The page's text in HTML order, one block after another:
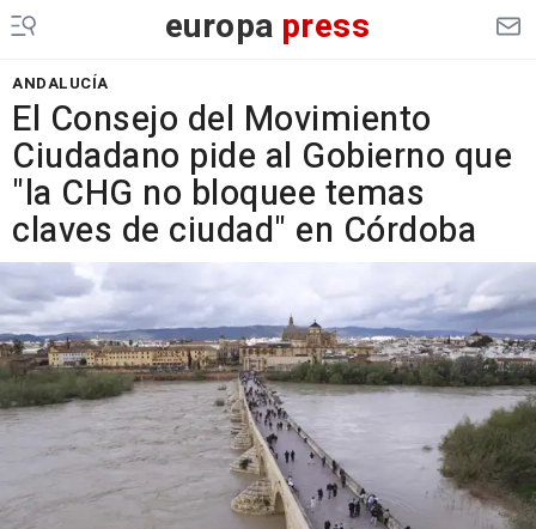
europa press
ANDALUCÍA
El Consejo del Movimiento
Ciudadano pide al Gobierno que
"la CHG no bloquee temas
claves de ciudad" en Córdoba